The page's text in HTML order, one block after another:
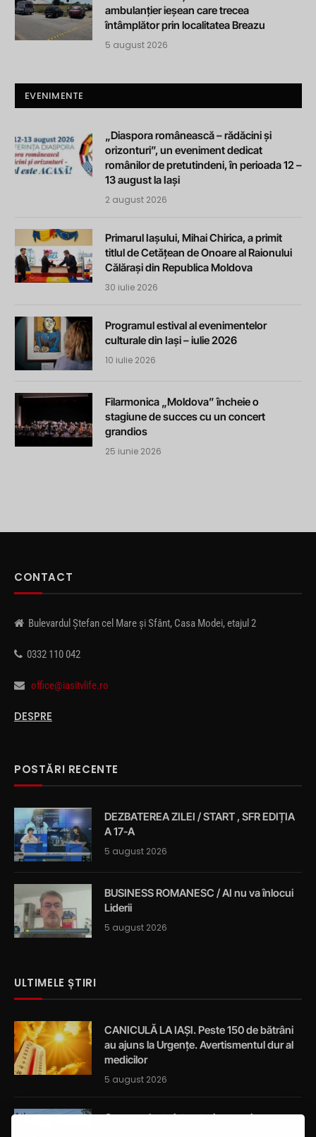
ambulanțier ieșean care trecea
întâmplător prin localitatea Breazu
5 august 2026
EVENIMENTE
„Diaspora românească – rădăcini și
orizonturi”, un eveniment dedicat
românilor de pretutindeni, în perioada 12 –
13 august la Iași
2 august 2026
Primarul Iașului, Mihai Chirica, a primit
titlul de Cetățean de Onoare al Raionului
Călărași din Republica Moldova
30 iulie 2026
Programul estival al evenimentelor
culturale din Iași – iulie 2026
10 iulie 2026
Filarmonica „Moldova” încheie o
stagiune de succes cu un concert
grandios
25 iunie 2026
CONTACT
Bulevardul Ștefan cel Mare și Sfânt, Casa Modei, etajul 2
0332 110 042
office@iasitvlife.ro
DESPRE
POSTĂRI RECENTE
DEZBATEREA ZILEI / START , SFR EDIȚIA
A 17-A
5 august 2026
BUSINESS ROMANESC / AI nu va înlocui
Liderii
5 august 2026
ULTIMELE ȘTIRI
CANICULĂ LA IAȘI. Peste 150 de bătrâni
au ajuns la Urgențe. Avertismentul dur al
medicilor
5 august 2026
Cum a salvat viața a trei oameni un